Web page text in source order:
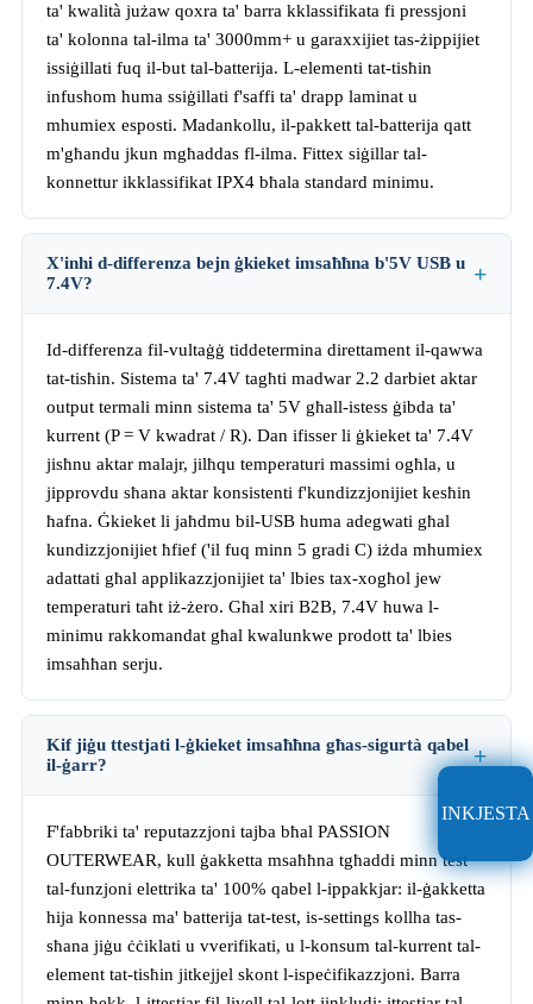
ta' kwalità jużaw qoxra ta' barra kklassifikata fi pressjoni
ta' kolonna tal-ilma ta' 3000mm+ u garaxxijiet tas-żippijiet
issiġillati fuq il-but tal-batterija. L-elementi tat-tisħin
infushom huma ssiġillati f'saffi ta' drapp laminat u
mhumiex esposti. Madankollu, il-pakkett tal-batterija qatt
m'għandu jkun mgħaddas fl-ilma. Fittex siġillar tal-
konnettur ikklassifikat IPX4 bħala standard minimu.
X'inhi d-differenza bejn ġkieket imsaħħna b'5V USB u
7.4V?
Id-differenza fil-vultaġġ tiddetermina direttament il-qawwa
tat-tisħin. Sistema ta' 7.4V tagħti madwar 2.2 darbiet aktar
output termali minn sistema ta' 5V għall-istess ġibda ta'
kurrent (P = V kwadrat / R). Dan ifisser li ġkieket ta' 7.4V
jisħnu aktar malajr, jilħqu temperaturi massimi ogħla, u
jipprovdu sħana aktar konsistenti f'kundizzjonijiet kesħin
ħafna. Ġkieket li jaħdmu bil-USB huma adegwati għal
kundizzjonijiet ħfief ('il fuq minn 5 gradi C) iżda mhumiex
adattati għal applikazzjonijiet ta' lbies tax-xogħol jew
temperaturi taħt iż-żero. Għal xiri B2B, 7.4V huwa l-
minimu rakkomandat għal kwalunkwe prodott ta' lbies
imsaħħan serju.
Kif jiġu ttestjati l-ġkieket imsaħħna għas-sigurtà qabel
il-ġarr?
F'fabbriki ta' reputazzjoni tajba bħal PASSION
OUTERWEAR, kull ġakketta msaħħna tgħaddi minn test
tal-funzjoni elettrika ta' 100% qabel l-ippakkjar: il-ġakketta
hija konnessa ma' batterija tat-test, is-settings kollha tas-
sħana jiġu ċċiklati u vverifikati, u l-konsum tal-kurrent tal-
element tat-tisħin jitkejjel skont l-ispeċifikazzjoni. Barra
INKJESTA